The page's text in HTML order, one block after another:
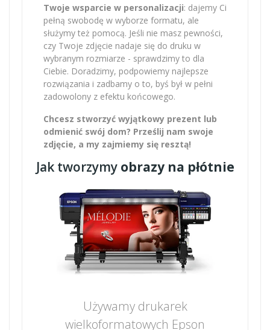
Twoje wsparcie w personalizacji: dajemy Ci
pełną swobodę w wyborze formatu, ale
służymy też pomocą. Jeśli nie masz pewności,
czy Twoje zdjęcie nadaje się do druku w
wybranym rozmiarze - sprawdzimy to dla
Ciebie. Doradzimy, podpowiemy najlepsze
rozwiązania i zadbamy o to, byś był w pełni
zadowolony z efektu końcowego.
Chcesz stworzyć wyjątkowy prezent lub
odmienić swój dom? Prześlij nam swoje
zdjęcie, a my zajmiemy się resztą!
Jak tworzymyobrazy na płótnie
Używamy drukarek
wielkoformatowych Epson